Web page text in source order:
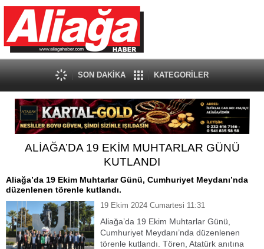
SON DAKİKA KATEGORİLER
ALİAĞA’DA 19 EKİM MUHTARLAR GÜNÜ
KUTLANDI
Aliağa’da 19 Ekim Muhtarlar Günü, Cumhuriyet Meydanı’nda
düzenlenen törenle kutlandı.
19 Ekim 2024 Cumartesi 11:31
Aliağa’da 19 Ekim Muhtarlar Günü,
Cumhuriyet Meydanı’nda düzenlenen
törenle kutlandı. Tören, Atatürk anıtına